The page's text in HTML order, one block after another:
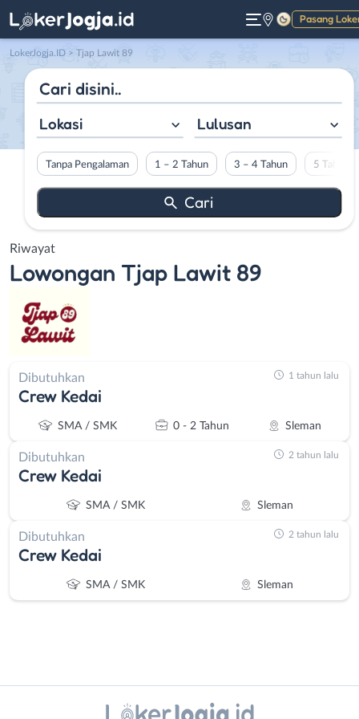
Pasang
Gelap
LokerJogja.ID > Tjap Lawit 89
Lokasi Lulusan
Tanpa Pengalaman 1 – 2 Tahun 3 – 4 Tahun 5 Tahun
Riwayat
Lowongan Tjap Lawit 89
Dibutuhkan
Crew Kedai
SMA / SMK 0 - 2 Tahun Sleman
1 tahun lalu
Dibutuhkan
Crew Kedai
SMA / SMK Sleman
2 tahun lalu
Dibutuhkan
Crew Kedai
SMA / SMK Sleman
2 tahun lalu
Administrasi
Bantul
X - Twitter Telegram